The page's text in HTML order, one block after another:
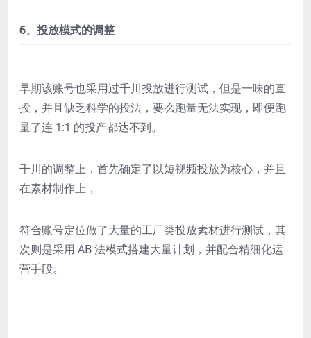
6、投放模式的调整
早期该账号也采用过千川投放进行测试，但是一味的直
投，并且缺乏科学的投法，要么跑量无法实现，即便跑
量了连 1:1 的投产都达不到。
千川的调整上，首先确定了以短视频投放为核心，并且
在素材制作上，
符合账号定位做了大量的工厂类投放素材进行测试，其
次则是采用 AB 法模式搭建大量计划，并配合精细化运
营手段。